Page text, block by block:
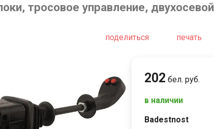
тросовое управление, двухосевой
поделиться печать
202 бел. руб.
в наличии
Badestnost